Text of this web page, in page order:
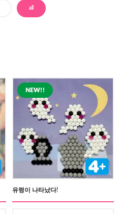
all
유령이 나타났다!